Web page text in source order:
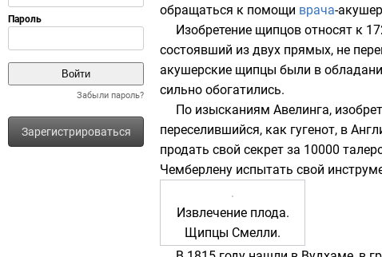
Забыли пароль?
Зарегистрироваться
обращаться к помощи врача-
Изобретение щипцов относят к
состоявший из двух прямых, не
акушерские щипцы были в
сильно обогатились.
По изысканиям Авелинга,
переселившийся, как гугенот, в
продать свой секрет за 10000
Чемберлену испытать свой
Извлечение плода.
Щипцы Смелли.